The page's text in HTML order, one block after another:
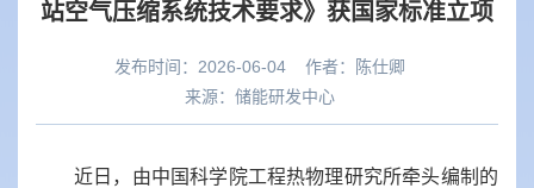
站空气压缩系统技术要求》获国家标准立项
发布时间：2026-06-04 作者：
陈仕卿
来源： 储能研发中心
近日，由中国科学院工程热物理研究所牵头编制的